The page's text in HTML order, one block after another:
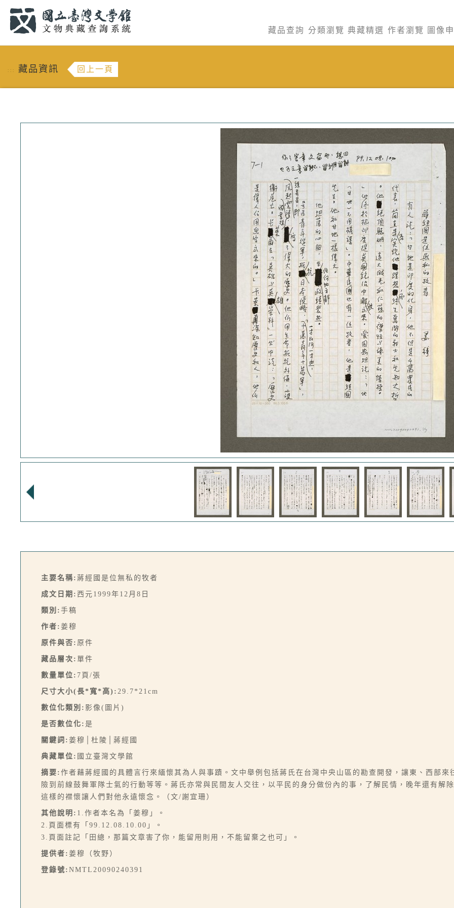
藏品查詢 分類瀏覽 典藏精選 作者瀏覽 圖像
::: 藏品資訊 回上一頁
主要名稱: 蔣經國是位無私的牧者
成文日期: 西元1999年12月8日
類別: 手稿
作者: 姜穆
原件與否: 原件
藏品層次: 單件
數量單位: 7頁/張
尺寸大小(長*寬*高): 29.7*21cm
數位化類別: 影像(圖片)
是否數位化: 是
關鍵詞: 姜穆│杜陵│蔣經國
典藏單位: 國立臺灣文學館
摘要: 作者藉蔣經國的具體言行來緬懷其為人與事蹟。文中舉例包括蔣氏在台灣中央山區的勘查開發，讓東、西部
險到前線鼓舞軍隊士氣的行動等等。蔣氏亦常與民間友人交往，以平民的身分做份內的事，了解民情，晚年還有解
這樣的襟懷讓人們對他永遠懷念。（文/謝宜珊）
其他說明: 1.作者本名為「姜穆」。
2.頁面標有「99.12.08.10.00」。
3.頁面註記「田總，那篇文章害了你，能留用則用，不能留棄之也可」。
提供者: 姜穆（牧野）
登錄號: NMTL20090240391